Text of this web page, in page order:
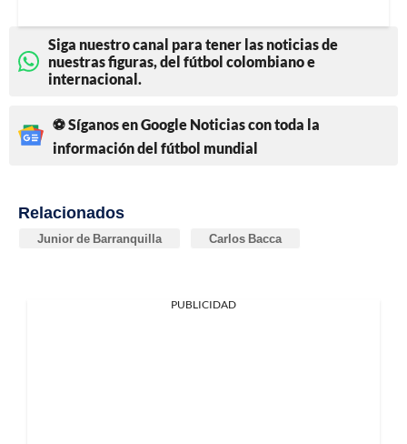
Siga nuestro canal para tener las noticias de
nuestras figuras, del fútbol colombiano e
internacional.
⚽ Síganos en Google Noticias con toda la
información del fútbol mundial
Relacionados
Junior de Barranquilla Carlos Bacca
PUBLICIDAD